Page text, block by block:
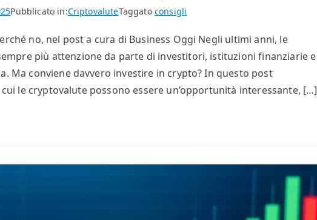
Pubblicato in:CriptovaluteTaggato consigli
no, nel post a cura di Business Oggi Negli ultimi anni, le
più attenzione da parte di investitori, istituzioni finanziarie e
Ma conviene davvero investire in crypto? In questo post
le cryptovalute possono essere un’opportunità interessante, […]